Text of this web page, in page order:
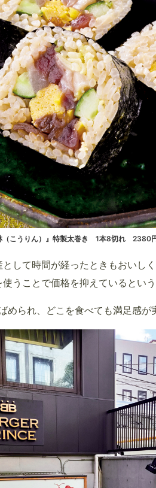
（こうりん）』特製太巻き 1本8切れ 2380
して時間が経ったときもおいし
うことで価格を抑えているという
められ、どこを食べても満足感が